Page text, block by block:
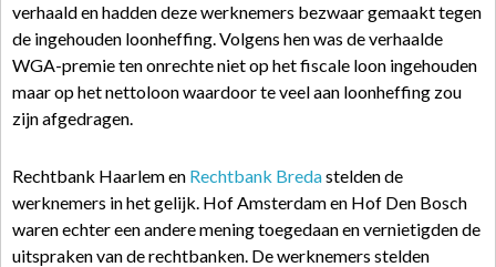
verhaald en hadden deze werknemers bezwaar gemaakt tegen
de ingehouden loonheffing. Volgens hen was de verhaalde
WGA-premie ten onrechte niet op het fiscale loon ingehouden
maar op het nettoloon waardoor te veel aan loonheffing zou
zijn afgedragen.
Rechtbank Haarlem en Rechtbank Bredastelden de
werknemers in het gelijk. Hof Amsterdam en Hof Den Bosch
waren echter een andere mening toegedaan en vernietigden de
uitspraken van de rechtbanken. De werknemers stelden